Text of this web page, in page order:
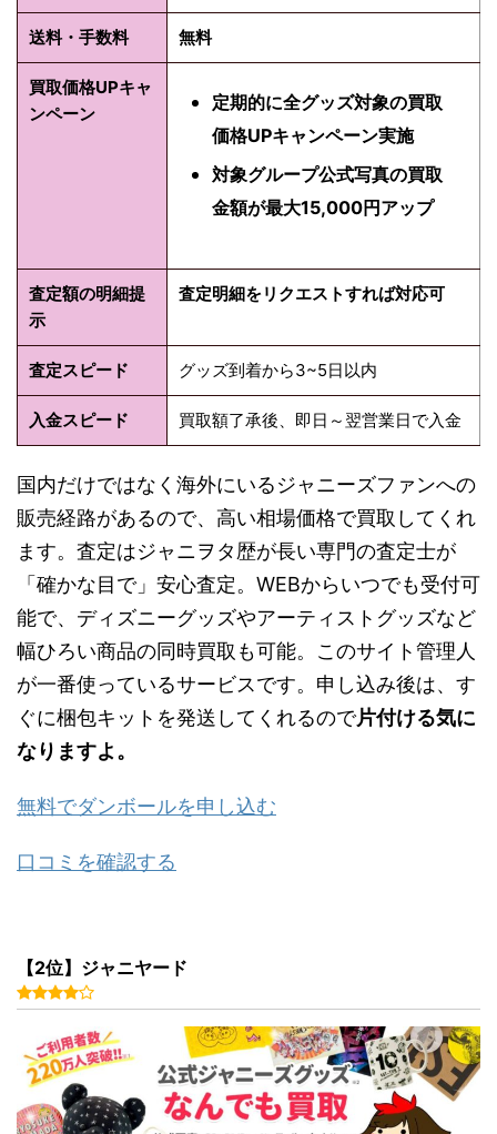
送料・手数料 無料
買取価格UPキャ
ンペーン
定期的に全グッズ対象の買取
価格UPキャンペーン実施
対象グループ公式写真の買取
金額が最大15,000円アップ
査定額の明細提
示
査定明細をリクエストすれば対応可
査定スピード グッズ到着から3~5日以内
入金スピード 買取額了承後、即日～翌営業日で入金
国内だけではなく海外にいるジャニーズファンへの
販売経路があるので、高い相場価格で買取してくれ
ます。査定はジャニヲタ歴が長い専門の査定士が
「確かな目で」安心査定。WEBからいつでも受付可
能で、ディズニーグッズやアーティストグッズなど
幅ひろい商品の同時買取も可能。このサイト管理人
が一番使っているサービスです。申し込み後は、 す
ぐに梱包キットを発送 してくれるので片付ける気に
なりますよ。
無料でダンボールを申し込む
口コミを確認する
【2位】ジャニヤード